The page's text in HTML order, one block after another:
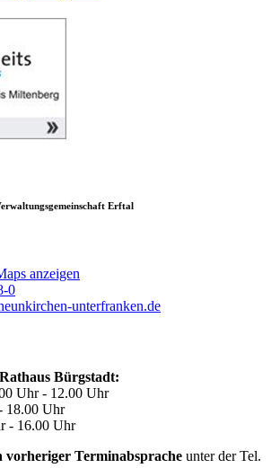
Erftal
anzeigen
0
unterfranken.de
Bürgstadt:
Uhr - 12.00 Uhr
18.00 Uhr
- 16.00 Uhr
vorheriger Terminabsprache unter der Tel.